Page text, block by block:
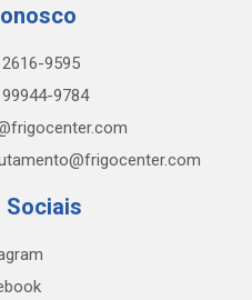
9595
9784
Sociais